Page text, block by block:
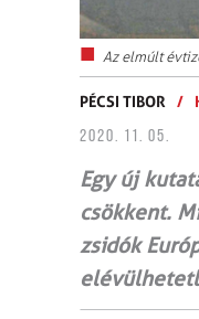
Az elmúlt
PÉCSI TIBOR /
2020. 11. 05.
Egy új
csökkent.
zsidók